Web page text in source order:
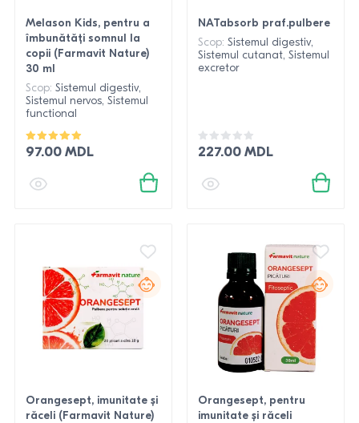
Melason Kids, pentru a
îmbunătăți somnul la
copii (Farmavit Nature)
30 ml
Scop: Sistemul digestiv,
Sistemul nervos, Sistemul
functional
97.00 MDL
NATabsorb praf.pulbere
Scop: Sistemul digestiv,
Sistemul cutanat, Sistemul
excretor
227.00 MDL
Orangesept, imunitate și
răceli (Farmavit Nature)
Orangesept, pentru
imunitate și răceli